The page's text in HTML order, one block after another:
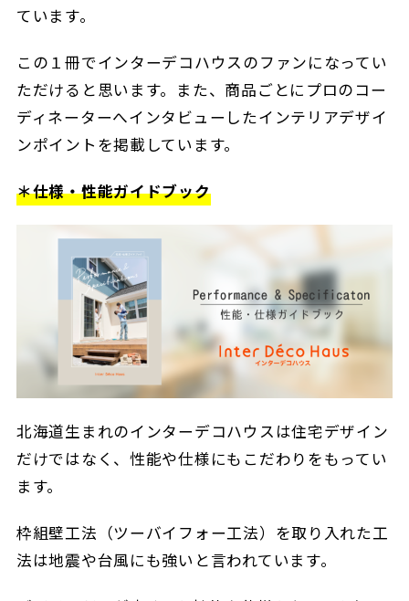
ています。
この１冊でインターデコハウスのファンになってい
ただけると思います。また、商品ごとにプロのコー
ディネーターへインタビューしたインテリアデザイ
ンポイントを掲載しています。
＊仕様・性能ガイドブック
北海道生まれのインターデコハウスは住宅デザイン
だけではなく、性能や仕様にもこだわりをもってい
ます。
枠組壁工法（ツーバイフォー工法）を取り入れた工
法は地震や台風にも強いと言われています。